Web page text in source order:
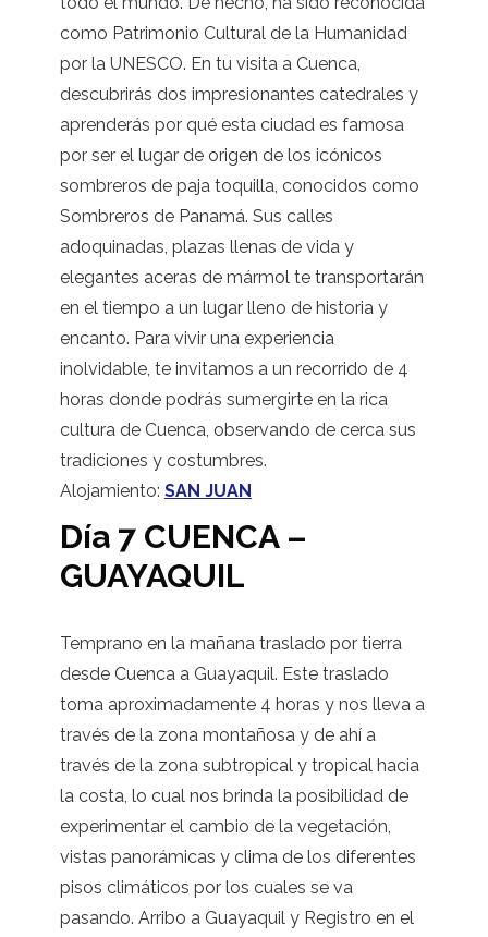
como Patrimonio Cultural de la Humanidad
por la UNESCO. En tu visita a Cuenca,
descubrirás dos impresionantes catedrales y
aprenderás por qué esta ciudad es famosa
por ser el lugar de origen de los icónicos
sombreros de paja toquilla, conocidos como
Sombreros de Panamá. Sus calles
adoquinadas, plazas llenas de vida y
elegantes aceras de mármol te transportarán
en el tiempo a un lugar lleno de historia y
encanto. Para vivir una experiencia
inolvidable, te invitamos a un recorrido de 4
horas donde podrás sumergirte en la rica
cultura de Cuenca, observando de cerca sus
tradiciones y costumbres.
Alojamiento: SAN JUAN
Día 7 CUENCA –
GUAYAQUIL
Temprano en la mañana traslado por tierra
desde Cuenca a Guayaquil. Este traslado
toma aproximadamente 4 horas y nos lleva a
través de la zona montañosa y de ahí a
través de la zona subtropical y tropical hacia
la costa, lo cual nos brinda la posibilidad de
experimentar el cambio de la vegetación,
vistas panorámicas y clima de los diferentes
pisos climáticos por los cuales se va
pasando. Arribo a Guayaquil y Registro en el